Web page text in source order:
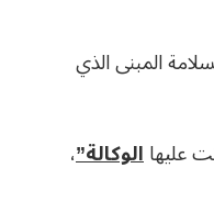
لسلامة المبنى الذي
عليهاالوكالة”،